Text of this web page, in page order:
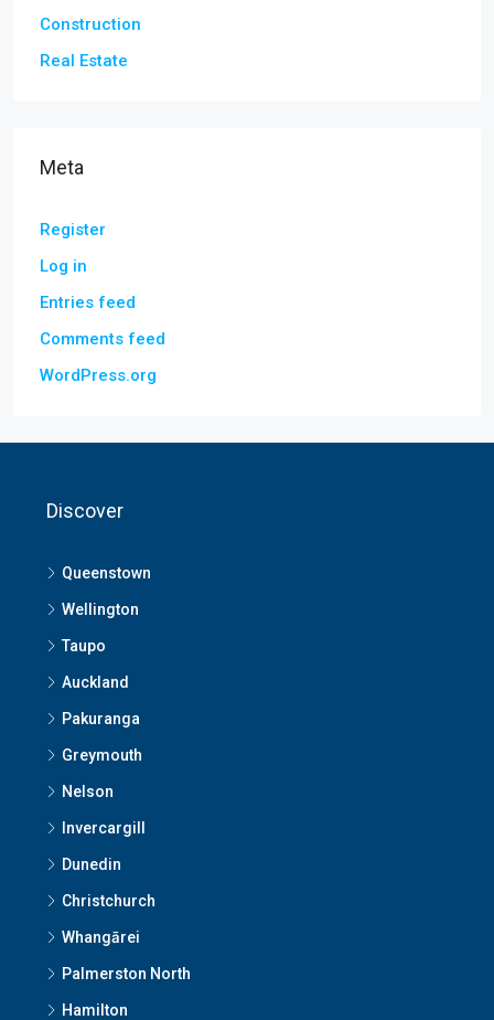
Construction
Real Estate
Meta
Register
Log in
Entries feed
Comments feed
WordPress.org
Discover
Queenstown
Wellington
Taupo
Auckland
Pakuranga
Greymouth
Nelson
Invercargill
Dunedin
Christchurch
Whangārei
Palmerston North
Hamilton